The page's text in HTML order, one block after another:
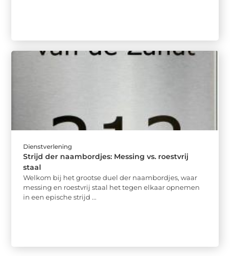
Dienstverlening
Strijd der naambordjes: Messing vs. roestvrij
staal
Welkom bij het grootse duel der naambordjes, waar
messing en roestvrij staal het tegen elkaar opnemen
in een epische strijd ...